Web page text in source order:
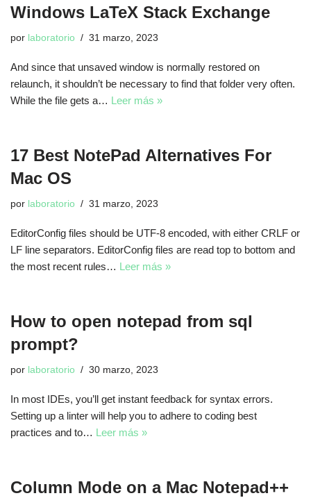
Windows LaTeX Stack Exchange
por laboratorio 31 marzo, 2023
And since that unsaved window is normally restored on
relaunch, it shouldn’t be necessary to find that folder very often.
While the file gets a… Leer más »
17 Best NotePad Alternatives For
Mac OS
por laboratorio 31 marzo, 2023
EditorConfig files should be UTF-8 encoded, with either CRLF or
LF line separators. EditorConfig files are read top to bottom and
the most recent rules… Leer más »
How to open notepad from sql
prompt?
por laboratorio 30 marzo, 2023
In most IDEs, you’ll get instant feedback for syntax errors.
Setting up a linter will help you to adhere to coding best
practices and to… Leer más »
Column Mode on a Mac Notepad++